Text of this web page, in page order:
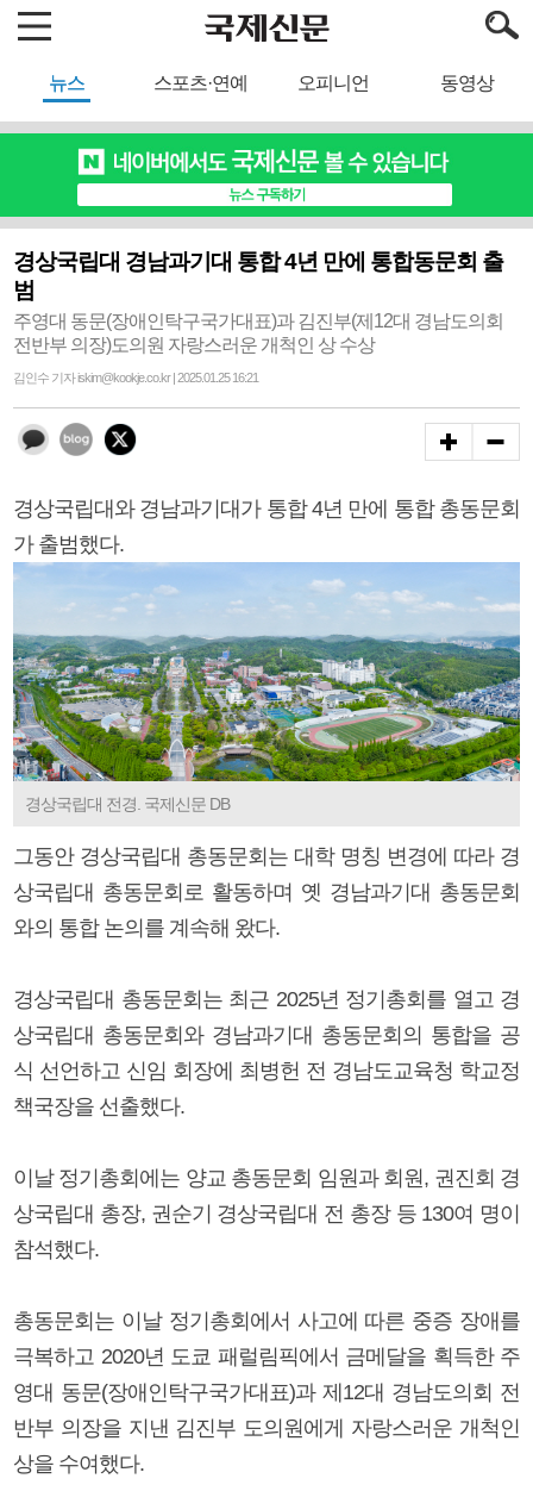
뉴스 스포츠·연예 오피니언 동영상
경상국립대 경남과기대 통합 4년 만에 통합동문회 출
범
주영대 동문(장애인탁구국가대표)과 김진부(제12대 경남도의회
전반부 의장)도의원 자랑스러운 개척인 상 수상
김인수 기자 iskim@kookje.co.kr | 2025.01.25 16:21
경상국립대와 경남과기대가 통합 4년 만에 통합 총동문회
가 출범했다.
경상국립대 전경. 국제신문 DB
그동안 경상국립대 총동문회는 대학 명칭 변경에 따라 경
상국립대 총동문회로 활동하며 옛 경남과기대 총동문회
와의 통합 논의를 계속해 왔다.
경상국립대 총동문회는 최근 2025년 정기총회를 열고 경
상국립대 총동문회와 경남과기대 총동문회의 통합을 공
식 선언하고 신임 회장에 최병헌 전 경남도교육청 학교정
책국장을 선출했다.
이날 정기총회에는 양교 총동문회 임원과 회원, 권진회 경
상국립대 총장, 권순기 경상국립대 전 총장 등 130여 명이
참석했다.
총동문회는 이날 정기총회에서 사고에 따른 중증 장애를
극복하고 2020년 도쿄 패럴림픽에서 금메달을 획득한 주
영대 동문(장애인탁구국가대표)과 제12대 경남도의회 전
반부 의장을 지낸 김진부 도의원에게 자랑스러운 개척인
상을 수여했다.